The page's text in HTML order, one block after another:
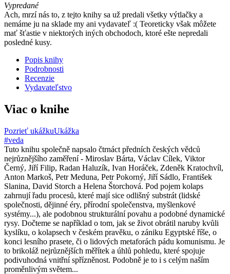
Vypredané
Ach, mrzí nás to, z tejto knihy sa už predali všetky výtlačky a
nemáme ju na sklade my ani vydavateľ :( Teoreticky však môžete
mať šťastie v niektorých iných obchodoch, ktoré ešte nepredali
posledné kusy.
Popis knihy
Podrobnosti
Recenzie
Vydavateľstvo
Viac o knihe
Pozrieť ukážkuUkážka
#veda
Tuto knihu společně napsalo čtrnáct předních českých vědců
nejrůznějšího zaměření - Miroslav Bárta, Václav Cílek, Viktor
Černý, Jiří Filip, Radan Haluzík, Ivan Horáček, Zdeněk Kratochvíl,
Anton Markoš, Petr Meduna, Petr Pokorný, Jiří Sádlo, František
Slanina, David Storch a Helena Štorchová. Pod pojem kolaps
zahrnují řadu procesů, které mají sice odlišný substrát (lidské
společnosti, dějinné éry, přírodní společenstva, myšlenkové
systémy...), ale podobnou strukturální povahu a podobné dynamické
rysy. Dočteme se například o tom, jak se život obrátil naruby kvůli
kyslíku, o kolapsech v českém pravěku, o zániku Egyptské říše, o
konci lesního prasete, či o lidových metaforách pádu komunismu. Je
to brikoláž nejrůznějších měřítek a úhlů pohledu, které spojuje
podivuhodná vnitřní spřízněnost. Podobně je to i s celým naším
proměnlivým světem...